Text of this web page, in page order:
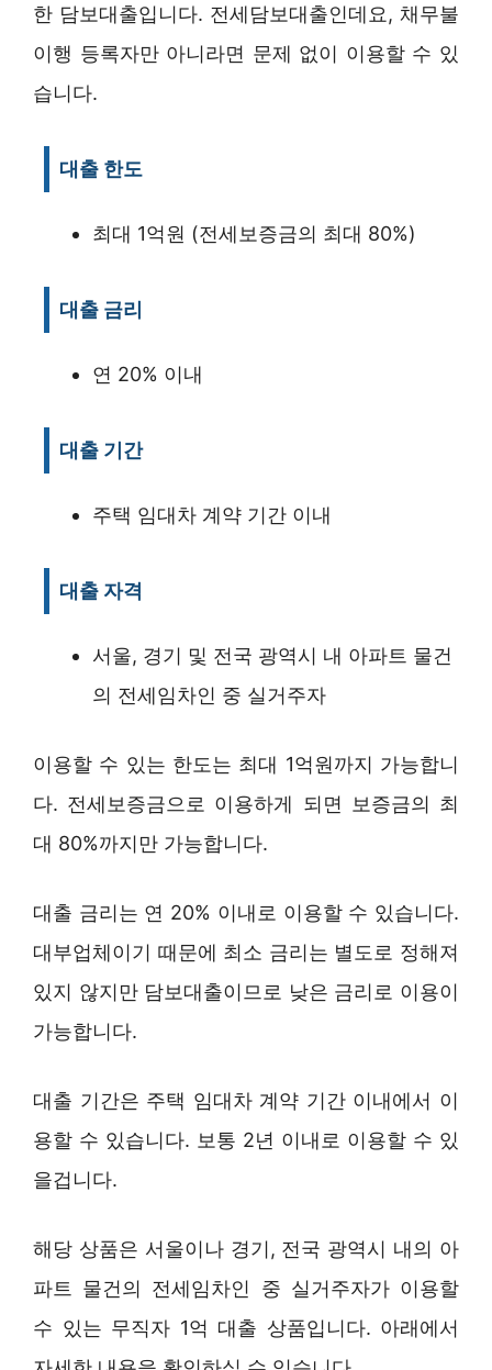
한 담보대출입니다. 전세담보대출인데요, 채무불
이행 등록자만 아니라면 문제 없이 이용할 수 있
습니다.
대출 한도
최대 1억원 (전세보증금의 최대 80%)
대출 금리
연 20% 이내
대출 기간
주택 임대차 계약 기간 이내
대출 자격
서울, 경기 및 전국 광역시 내 아파트 물건
의 전세임차인 중 실거주자
이용할 수 있는 한도는 최대 1억원까지 가능합니
다. 전세보증금으로 이용하게 되면 보증금의 최
대 80%까지만 가능합니다.
대출 금리는 연 20% 이내로 이용할 수 있습니다.
대부업체이기 때문에 최소 금리는 별도로 정해져
있지 않지만 담보대출이므로 낮은 금리로 이용이
가능합니다.
대출 기간은 주택 임대차 계약 기간 이내에서 이
용할 수 있습니다. 보통 2년 이내로 이용할 수 있
을겁니다.
해당 상품은 서울이나 경기, 전국 광역시 내의 아
파트 물건의 전세임차인 중 실거주자가 이용할
수 있는 무직자 1억 대출 상품입니다. 아래에서